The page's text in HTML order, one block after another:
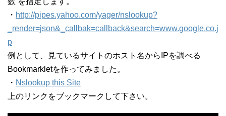
・ http://pipes.yahoo.com/yager/nslookup?
_render=json&_callbak=callback&search=www.google.co.j
p
例として、見ているサイトのホスト名からIPを調べる
Bookmarkletを作ってみました。
・ Nslookup this Site
上のリンクをブックマークして下さい。